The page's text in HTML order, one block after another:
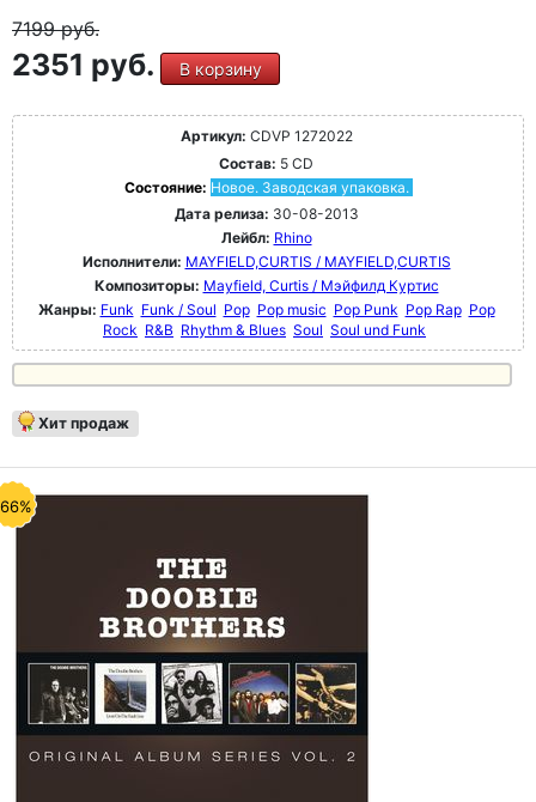
7199руб.
2351 руб. В корзину
Артикул: CDVP 1272022
Состав: 5 CD
Состояние: Новое. Заводская упаковка.
Дата релиза: 30-08-2013
Лейбл: Rhino
Исполнители: MAYFIELD,CURTIS / MAYFIELD,CURTIS
Композиторы: Mayfield, Curtis / Мэйфилд Куртис
Жанры: Funk Funk / Soul Pop Pop music Pop Punk Pop Rap Pop
Rock R&B Rhythm & Blues Soul Soul und Funk
Хит продаж